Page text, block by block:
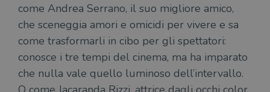
come Andrea Serrano, il suo migliore amico,
che sceneggia amori e omicidi per vivere e sa
come trasformarli in cibo per gli spettatori:
conosce i tre tempi del cinema, ma ha imparato
che nulla vale quello luminoso dell’intervallo.